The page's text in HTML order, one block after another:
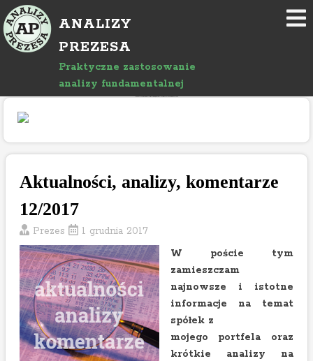
o
ANALIZY
PREZESA
Praktyczne zastosowanie
analizy fundamentalnej
Aktualności, analizy, komentarze
12/2017
Prezes
1 grudnia 2017
W poście tym
zamieszczam
najnowsze i istotne
informacje na temat
spółek z
mojego portfela oraz
krótkie analizy na